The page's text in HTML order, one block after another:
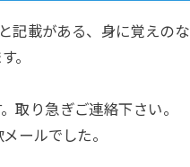
記載がある、身に覚えのな
。
取り急ぎご連絡下さい。
ールでした。